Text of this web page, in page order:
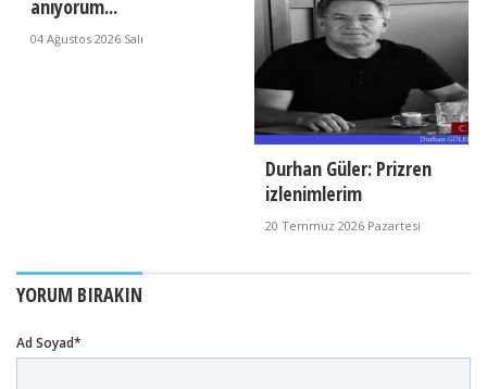
anıyorum...
04 Ağustos 2026 Salı
Durhan Güler: Prizren
izlenimlerim
20 Temmuz 2026 Pazartesi
YORUM BIRAKIN
Ad Soyad*